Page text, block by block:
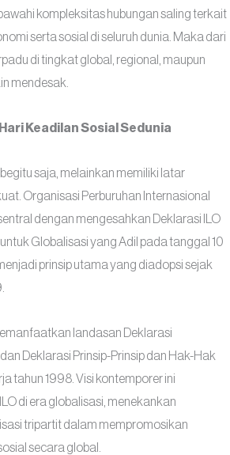
kompleksitas hubungan saling terkait
serta sosial di seluruh dunia. Maka dari
di tingkat global, regional, maupun
mendesak.
Keadilan Sosial Sedunia
saja, melainkan memiliki latar
Organisasi Perburuhan Internasional
dengan mengesahkan Deklarasi ILO
Globalisasi yang Adil pada tanggal 10
prinsip utama yang diadopsi sejak
landasan Deklarasi
Deklarasi Prinsip-Prinsip dan Hak-Hak
tahun 1998. Visi kontemporer ini
di era globalisasi, menekankan
tripartit dalam mempromosikan
secara global.